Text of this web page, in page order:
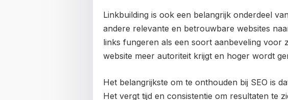
Linkbuilding is ook een belangrijk onderdeel
andere relevante en betrouwbare websites
links fungeren als een soort aanbeveling voor
website meer autoriteit krijgt en hoger wordt
Het belangrijkste om te onthouden bij SEO is
Het vergt tijd en consistentie om resultaten te